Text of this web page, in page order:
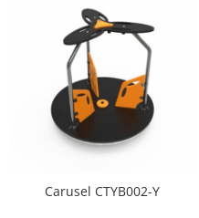
Carusel CTYB002-Y